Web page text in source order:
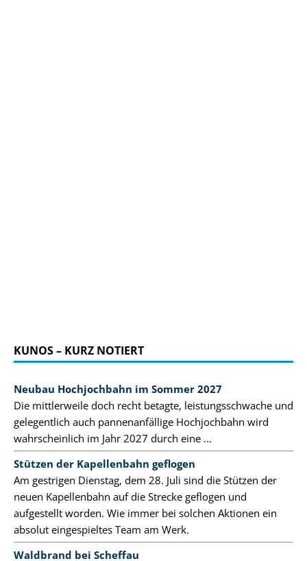
KUNOS – KURZ NOTIERT
Neubau Hochjochbahn im Sommer 2027
Die mittlerweile doch recht betagte, leistungsschwache und
gelegentlich auch pannenanfällige Hochjochbahn wird
wahrscheinlich im Jahr 2027 durch eine ...
Stützen der Kapellenbahn geflogen
Am gestrigen Dienstag, dem 28. Juli sind die Stützen der
neuen Kapellenbahn auf die Strecke geflogen und
aufgestellt worden. Wie immer bei solchen Aktionen ein
absolut eingespieltes Team am Werk.
Waldbrand bei Scheffau